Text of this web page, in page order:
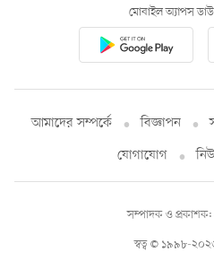
মোবাইল অ্যাপস
আমাদের সম্পর্কে বিজ্ঞাপন
যোগাযোগ
স্বত্ব © ১৯৯৮-
সম্পাদক ও